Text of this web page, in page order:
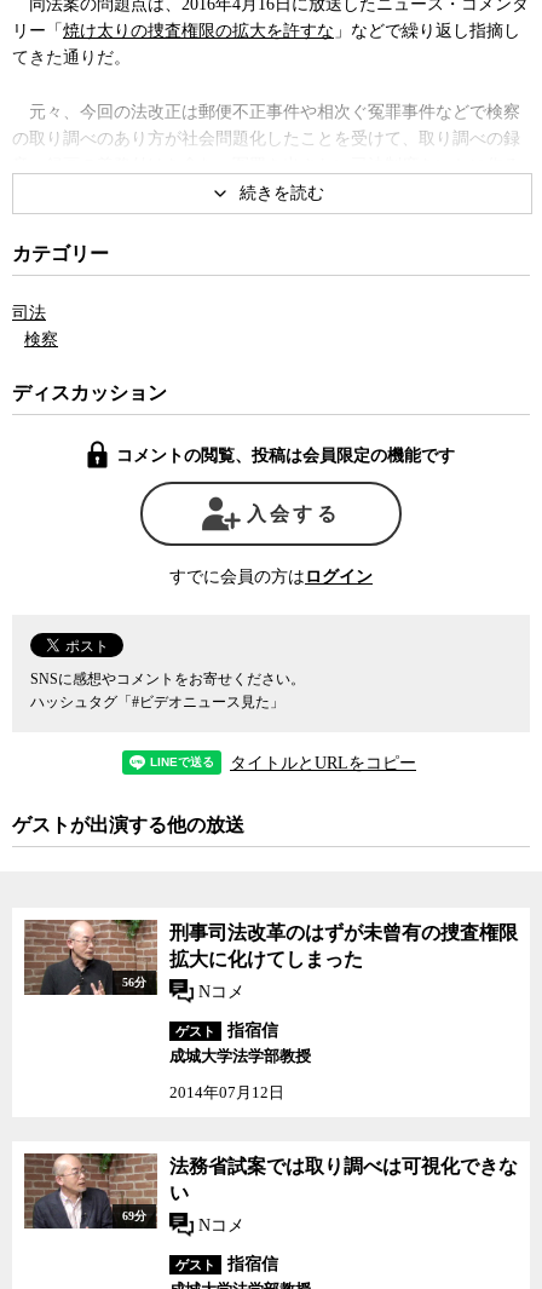
同法案の問題点は、2016年4月16日に放送したニュース・コメンタ
リー「 焼け太りの捜査権限の拡大を許すな 」などで繰り返し指摘し
てきた通りだ。
元々、今回の法改正は郵便不正事件や相次ぐ冤罪事件などで検察
の取り調べのあり方が社会問題化したことを受けて、取り調べの録
かに主眼を置いた議論となるはずだった。
実際に、郵便不正事件の後、設置された有識者による「検察の在
り方検討会議」の答申では、取り調べの録音録画が強く求められて
や、法務官僚たちは可視化の範囲を最小限にとどめる一方で、可視
化をするのなら捜査権限の強化が必要だと主張し始め、盗聴権限の
し込み始めた。
結局、今回の法改正で義務付けられる可視化の対象は、裁判員裁
判の対象事件と特捜案件に限られるため、全事件の3％にも満たな
い。97％以上の事件では取り調べは可視化されないことになる。し
かも、可視化が義務付けられる3％未満の事件も、録音・録画につい
ては、大きな裁量が検察に認められている。検察にとって都合の悪
い取り調べのシーンが録音・録画され、後に裁判で自白の任意性を
ど期待できそうにない。
可視化の対象となる事件が全体の3％にとどまる一方で、今回の改
ど、警察・検察の捜査権限を強化する制度の変更が盛り込まれた。
警察や検察の暴走を防ぐために、いかに可視化を実現するかが課題
改正にすり替わってしまった。
で、刑訴法改正案の賛成について「党内でいろいろ議論した。100点
満点ではないが、一歩前進と捉え賛成した」と説明している。確か
に日本の法曹界にとっては長年の課題だった可視化が、たとえ3％と
言えども、初めて法律で定められることを評価したい気持ちはわか
らなくはない。同様の理由で日弁連もこの法改正には賛成してい
は3％の可視化という「目くらまし」を使って、盗聴法や司法取引と
いった捜査権限の拡大を図る司法官僚の悪だくみが見事に奏功した
ものとの指摘が根強い。冤罪を防ぐのではなく、冤罪リスクが上が
ってしまう結果になっては、本末転倒も甚だしい。
カテゴリー
司法
検察
ディスカッション
コメントの閲覧、投稿は会員限定の機能です
入会する
すでに会員の方は ログイン
SNSに感想やコメントをお寄せください。
ハッシュタグ「#ビデオニュース見た」
タイトルとURLをコピー
ゲストが出演する他の放送
56分
刑事司法改革のはずが未曾有の捜査権限
拡大に化けてしまった
Nコメ
ゲスト
指宿信
成城大学法学部教授
2014年07月12日
69分
法務省試案では取り調べは可視化できな
い
Nコメ
ゲスト
指宿信